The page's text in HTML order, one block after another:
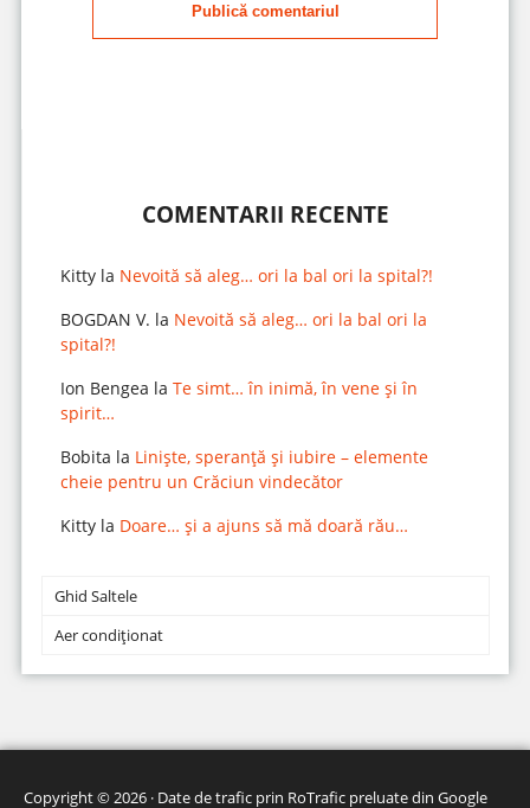
Publică comentariul
COMENTARII RECENTE
Kittyla Nevoită să aleg… ori la bal ori la spital?!
BOGDAN V. la Nevoită să aleg… ori la bal ori la
spital?!
Ion Bengea la Te simt… în inimă, în vene și în
spirit…
Bobita la Liniște, speranță și iubire – elemente
cheie pentru un Crăciun vindecător
Kittyla Doare… și a ajuns să mă doară rău…
Ghid Saltele
Aer condiționat
Copyright © 2026 · Date de trafic prin RoTrafic preluate din Google